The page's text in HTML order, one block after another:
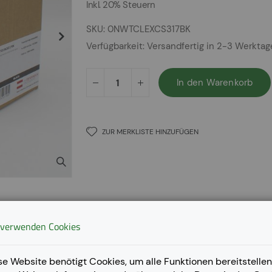
Inkl. 20% Steuern
SKU 0NWTCLEXCS317BK
Verfügbarkeit: Versandfertig in 2-3
In den Warenkorb
ZUR MERKLISTE HINZUFÜGEN
Cookies
Website benötigt Cookies, um alle Funktionen